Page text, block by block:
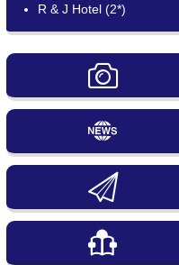
R & J Hotel (2*)